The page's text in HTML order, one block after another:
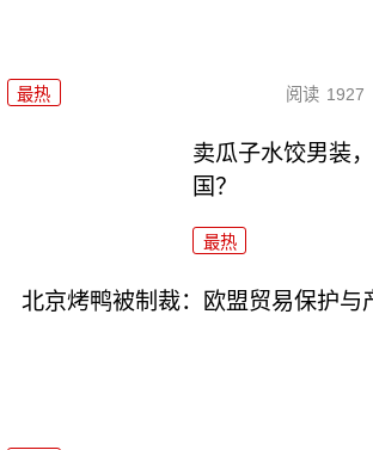
最热 阅读 1927
卖瓜子水饺男装
国？
最热
北京烤鸭被制裁：欧盟贸易保护与